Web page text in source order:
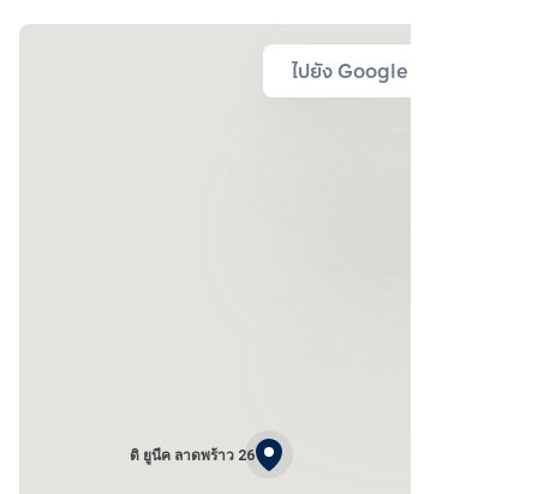
ไปยัง Google Map
ดิ ยูนีค ลาดพร้าว 26